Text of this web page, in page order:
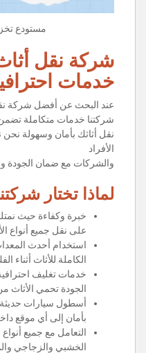
مستودع
شركة نقل
خدمات
عند البحث عن أفضل شركة
شركتنا خدمات متكاملة
نقل أثاثك بأمان وسهولة
الأفراد
والشركات مع ضمان الجودة
لماذا تختار
خبرة وكفاءة حيث
على نقل جميع أنواع
استخدام أحدث
الكاملة للأثاث أثناء
خدمات تغليف
الجودة تحمي
أسطول سيارات
بأمان إلى أي موقع
التعامل مع جميع
الخشبي والزجاجي